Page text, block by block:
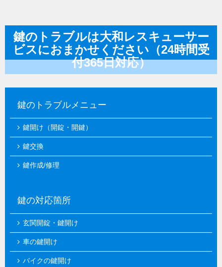
鍵のトラブルは大和レスキューサー
ビスにおまかせください（24時間受
付365日対応）
鍵のトラブルメニュー
鍵開け（開錠・開鍵）
鍵交換
鍵作成/修理
鍵の対応箇所
玄関開錠・鍵開け
車の鍵開け
バイクの鍵開け